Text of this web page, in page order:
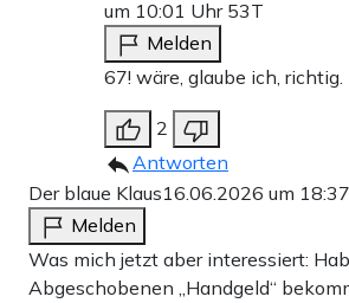
um 10:01 Uhr 53T
Melden
67! wäre, glaube ich, richtig.
2
Antworten
Der blaue Klaus16.06.2026 um
Melden
Was mich jetzt aber interessiert:
Abgeschobenen „Handgeld“